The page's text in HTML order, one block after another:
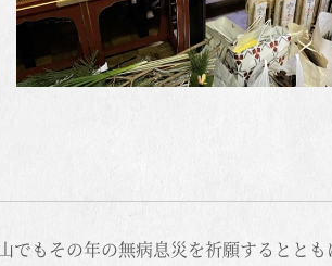
でもその年の無病息災を祈願するととも